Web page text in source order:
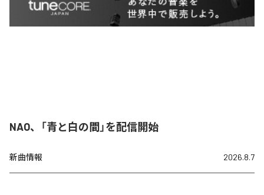
NAO、「青と白の間」を配信開始
新曲情報 2026.8.7